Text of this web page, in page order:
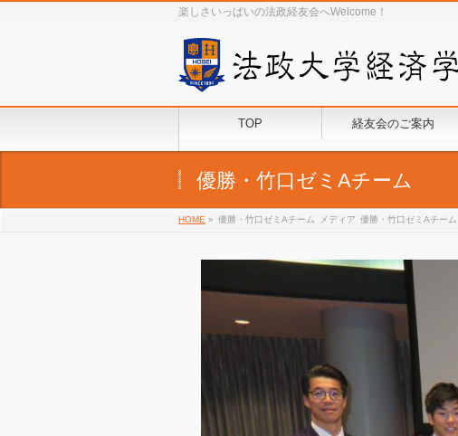
楽しさいっぱいの法政経友会へWelcome！
TOP 経友会のご案内
優勝・竹口ゼミAチーム
HOME » 優勝・竹口ゼミAチーム メディア 優勝・竹口ゼミAチーム